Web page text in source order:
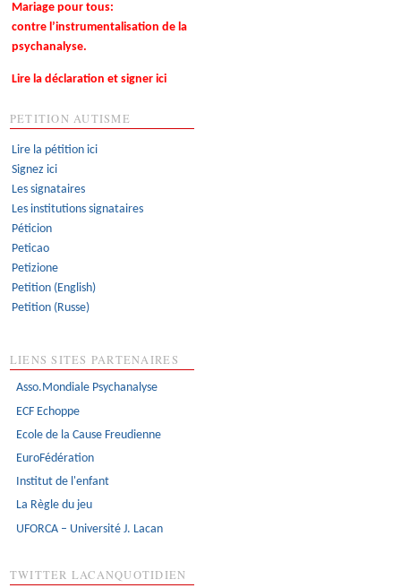
Mariage pour tous:
contre l’instrumentalisation de la
psychanalyse.
Lire la déclaration et signer ici
PETITION AUTISME
Lire la pétition ici
Signez ici
Les signataires
Les institutions signataires
Péticion
Peticao
Petizione
Petition (English)
Petition (Russe)
LIENS SITES PARTENAIRES
Asso.Mondiale Psychanalyse
ECF Echoppe
Ecole de la Cause Freudienne
EuroFédération
Institut de l'enfant
La Règle du jeu
UFORCA – Université J. Lacan
TWITTER LACANQUOTIDIEN